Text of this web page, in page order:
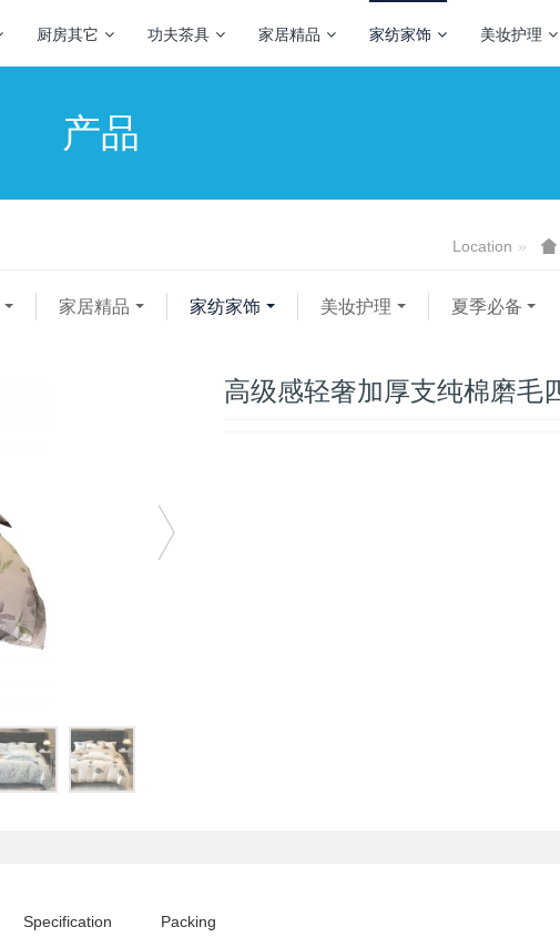
厨房其它 功夫茶具 家居精品 家纺家饰 美妆护理
产品
Location
家居精品 家纺家饰 美妆护理 夏季必备
高级感轻奢加厚支纯棉磨毛
Specification Packing